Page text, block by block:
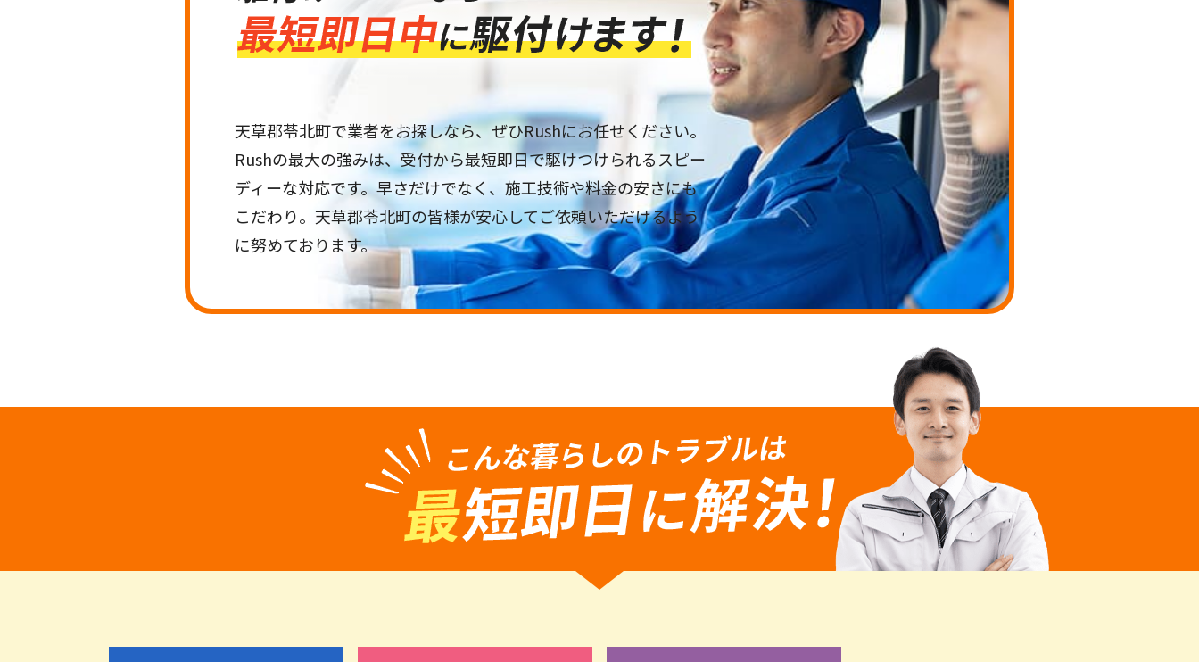
天草郡苓北町で業者をお探しなら、ぜひRushにお任せください。
Rushの最大の強みは、受付から最短即日で駆けつけられるスピー
ディーな対応です。早さだけでなく、施工技術や料金の安さにも
こだわり。天草郡苓北町の皆様が安心してご依頼いただけるよう
に努めております。